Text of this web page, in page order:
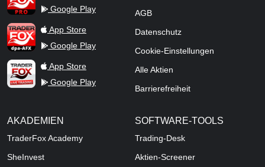
Google Play
TraderFox dpa-AFX ProFeed
App Store
Google Play
TraderFox Live Trading
App Store
Google Play
AGB
Datenschutz
Cookie-Einstellungen
Alle Aktien
Barrierefreiheit
AKADEMIEN
TraderFox Academy
SheInvest
SOFTWARE-TOOLS
Trading-Desk
Aktien-Screener